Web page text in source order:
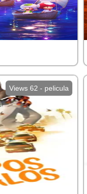
Views 62 - pelicula